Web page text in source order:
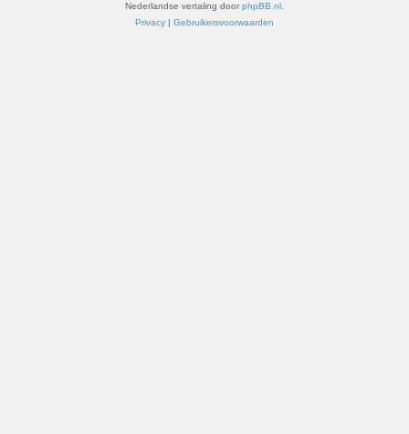
Nederlandse vertaling door phpBB.nl.
Privacy | Gebruikersvoorwaarden